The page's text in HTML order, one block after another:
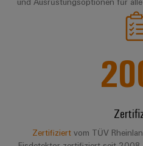
Zertifiziert vom TÜV